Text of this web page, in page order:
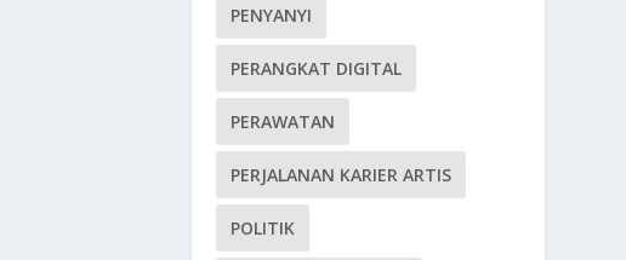
PENYANYI
PERANGKAT DIGITAL
PERAWATAN
PERJALANAN KARIER ARTIS
POLITIK